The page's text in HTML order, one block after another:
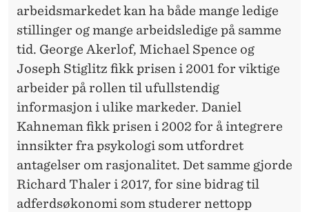
arbeidsmarkedet kan ha både mange ledige
stillinger og mange arbeidsledige på samme
tid. George Akerlof, Michael Spence og
Joseph Stiglitz fikk prisen i 2001 for viktige
arbeider på rollen til ufullstendig
informasjon i ulike markeder. Daniel
Kahneman fikk prisen i 2002 for å integrere
innsikter fra psykologi som utfordret
antagelser om rasjonalitet. Det samme gjorde
Richard Thaler i 2017, for sine bidrag til
adferdsøkonomi som studerer nettopp